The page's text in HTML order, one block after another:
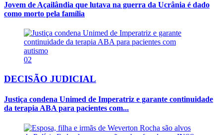
Jovem de Açailândia que lutava na guerra da Ucrânia é dado
como morto pela família
02
DECISÃO JUDICIAL
Justiça condena Unimed de Imperatriz e garante continuidade
da terapia ABA para pacientes com...